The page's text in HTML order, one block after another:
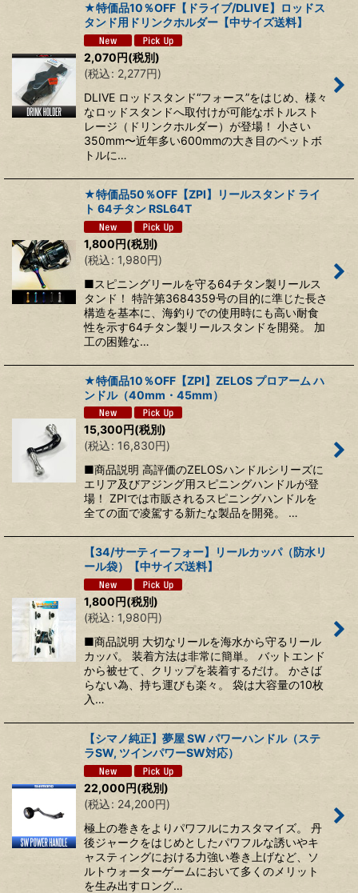
★特価品10％OFF【ドライブ/DLIVE】ロッドス
タンド用ドリンクホルダー【中サイズ送料】
2,070円(税別)
(税込: 2,277円)
DLIVE ロッドスタンド“フォース”をはじめ、様々
なロッドスタンドへ取付けが可能なボトルスト
レージ（ドリンクホルダー）が登場！ 小さい
350mm〜近年多い600mmの大き目のペットボ
トルに…
★特価品50％OFF【ZPI】リールスタンド ライ
ト 64チタン RSL64T
1,800円(税別)
(税込: 1,980円)
■スピニングリールを守る64チタン製リールス
タンド！ 特許第3684359号の目的に準じた長さ
構造を基本に、海釣りでの使用時にも高い耐食
性を示す64チタン製リールスタンドを開発。 加
工の困難な…
★特価品10％OFF【ZPI】ZELOS プロアーム ハ
ンドル（40mm・45mm）
15,300円(税別)
(税込: 16,830円)
■商品説明 高評価のZELOSハンドルシリーズに
エリア及びアジング用スピニングハンドルが登
場！ ZPIでは市販されるスピニングハンドルを
全ての面で凌駕する新たな製品を開発。 …
【34/サーティーフォー】リールカッパ（防水リ
ール袋）【中サイズ送料】
1,800円(税別)
(税込: 1,980円)
■商品説明 大切なリールを海水から守るリール
カッパ。 装着方法は非常に簡単。 バットエンド
から被せて、クリップを装着するだけ。 かさば
らない為、持ち運びも楽々。 袋は大容量の10枚
入…
【シマノ純正】夢屋 SW パワーハンドル（ステ
ラSW, ツインパワーSW対応）
22,000円(税別)
(税込: 24,200円)
極上の巻きをよりパワフルにカスタマイズ。 丹
後ジャークをはじめとしたパワフルな誘いやキ
ャスティングにおける力強い巻き上げなど、ソ
ルトウォーターゲームにおいて多くのメリット
を生み出すロング…